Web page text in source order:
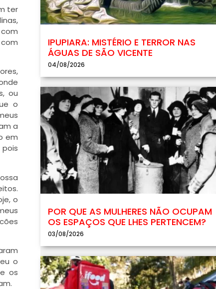
ter
ou
o
a
em
o
o
os
IPUPIARA: MISTÉRIO E TERROR NAS
ÁGUAS DE SÃO VICENTE
04/08/2026
POR QUE AS MULHERES NÃO OCUPAM
OS ESPAÇOS QUE LHES PERTENCEM?
03/08/2026